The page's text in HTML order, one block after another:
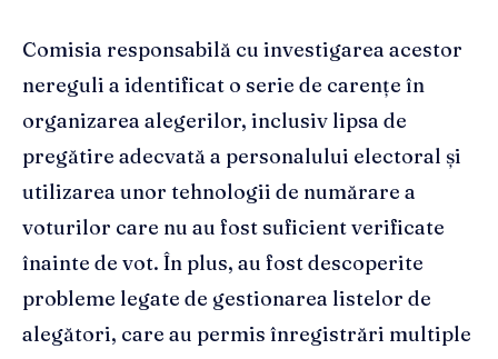
Comisia responsabilă cu investigarea acestor
nereguli a identificat o serie de carențe în
organizarea alegerilor, inclusiv lipsa de
pregătire adecvată a personalului electoral și
utilizarea unor tehnologii de numărare a
voturilor care nu au fost suficient verificate
înainte de vot. În plus, au fost descoperite
probleme legate de gestionarea listelor de
alegători, care au permis înregistrări multiple